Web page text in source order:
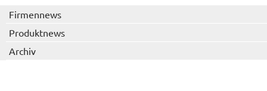
Firmennews
Produktnews
Archiv